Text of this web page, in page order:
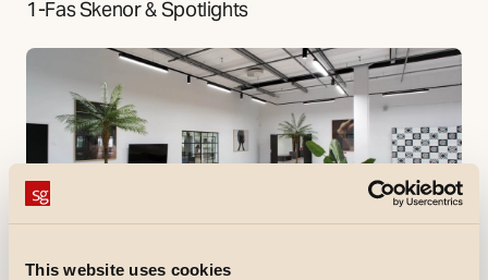
This website uses cookies
1-Fas Skenor & Spotlights
3-Fas Skenor & Spotlights